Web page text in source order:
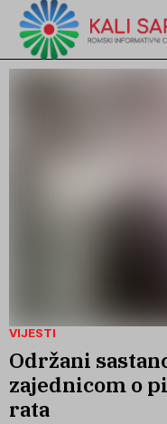
VIJESTI
Održani
zajednicom o
rata